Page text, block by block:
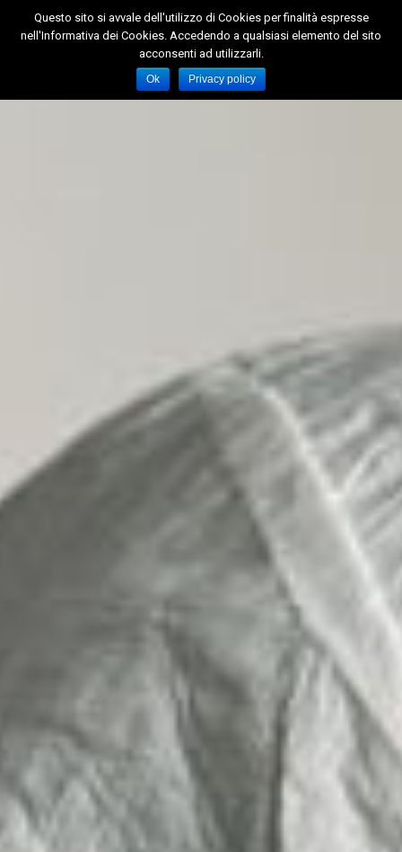
Questo sito si avvale dell'utilizzo di Cookies per finalità espresse
nell'Informativa dei Cookies. Accedendo a qualsiasi elemento del sito
acconsenti ad utilizzarli.
Ok Privacy policy